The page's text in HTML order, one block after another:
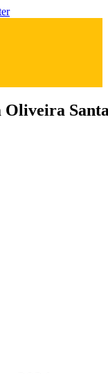
Oliveira